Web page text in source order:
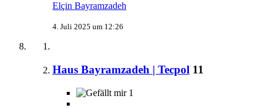
Elçin Bayramzadeh
4. Juli 2025 um 12:26
Haus Bayramzadeh | Tecpol 11
1